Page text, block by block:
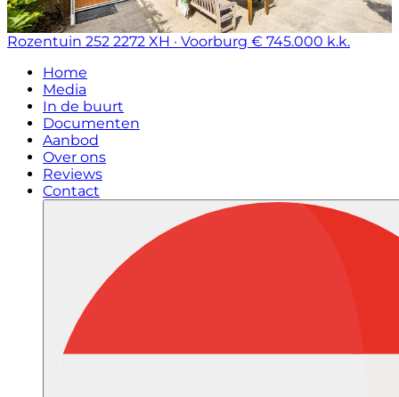
Rozentuin 252 2272 XH · Voorburg € 745.000 k.k.
Home
Media
In de buurt
Documenten
Aanbod
Over ons
Reviews
Contact